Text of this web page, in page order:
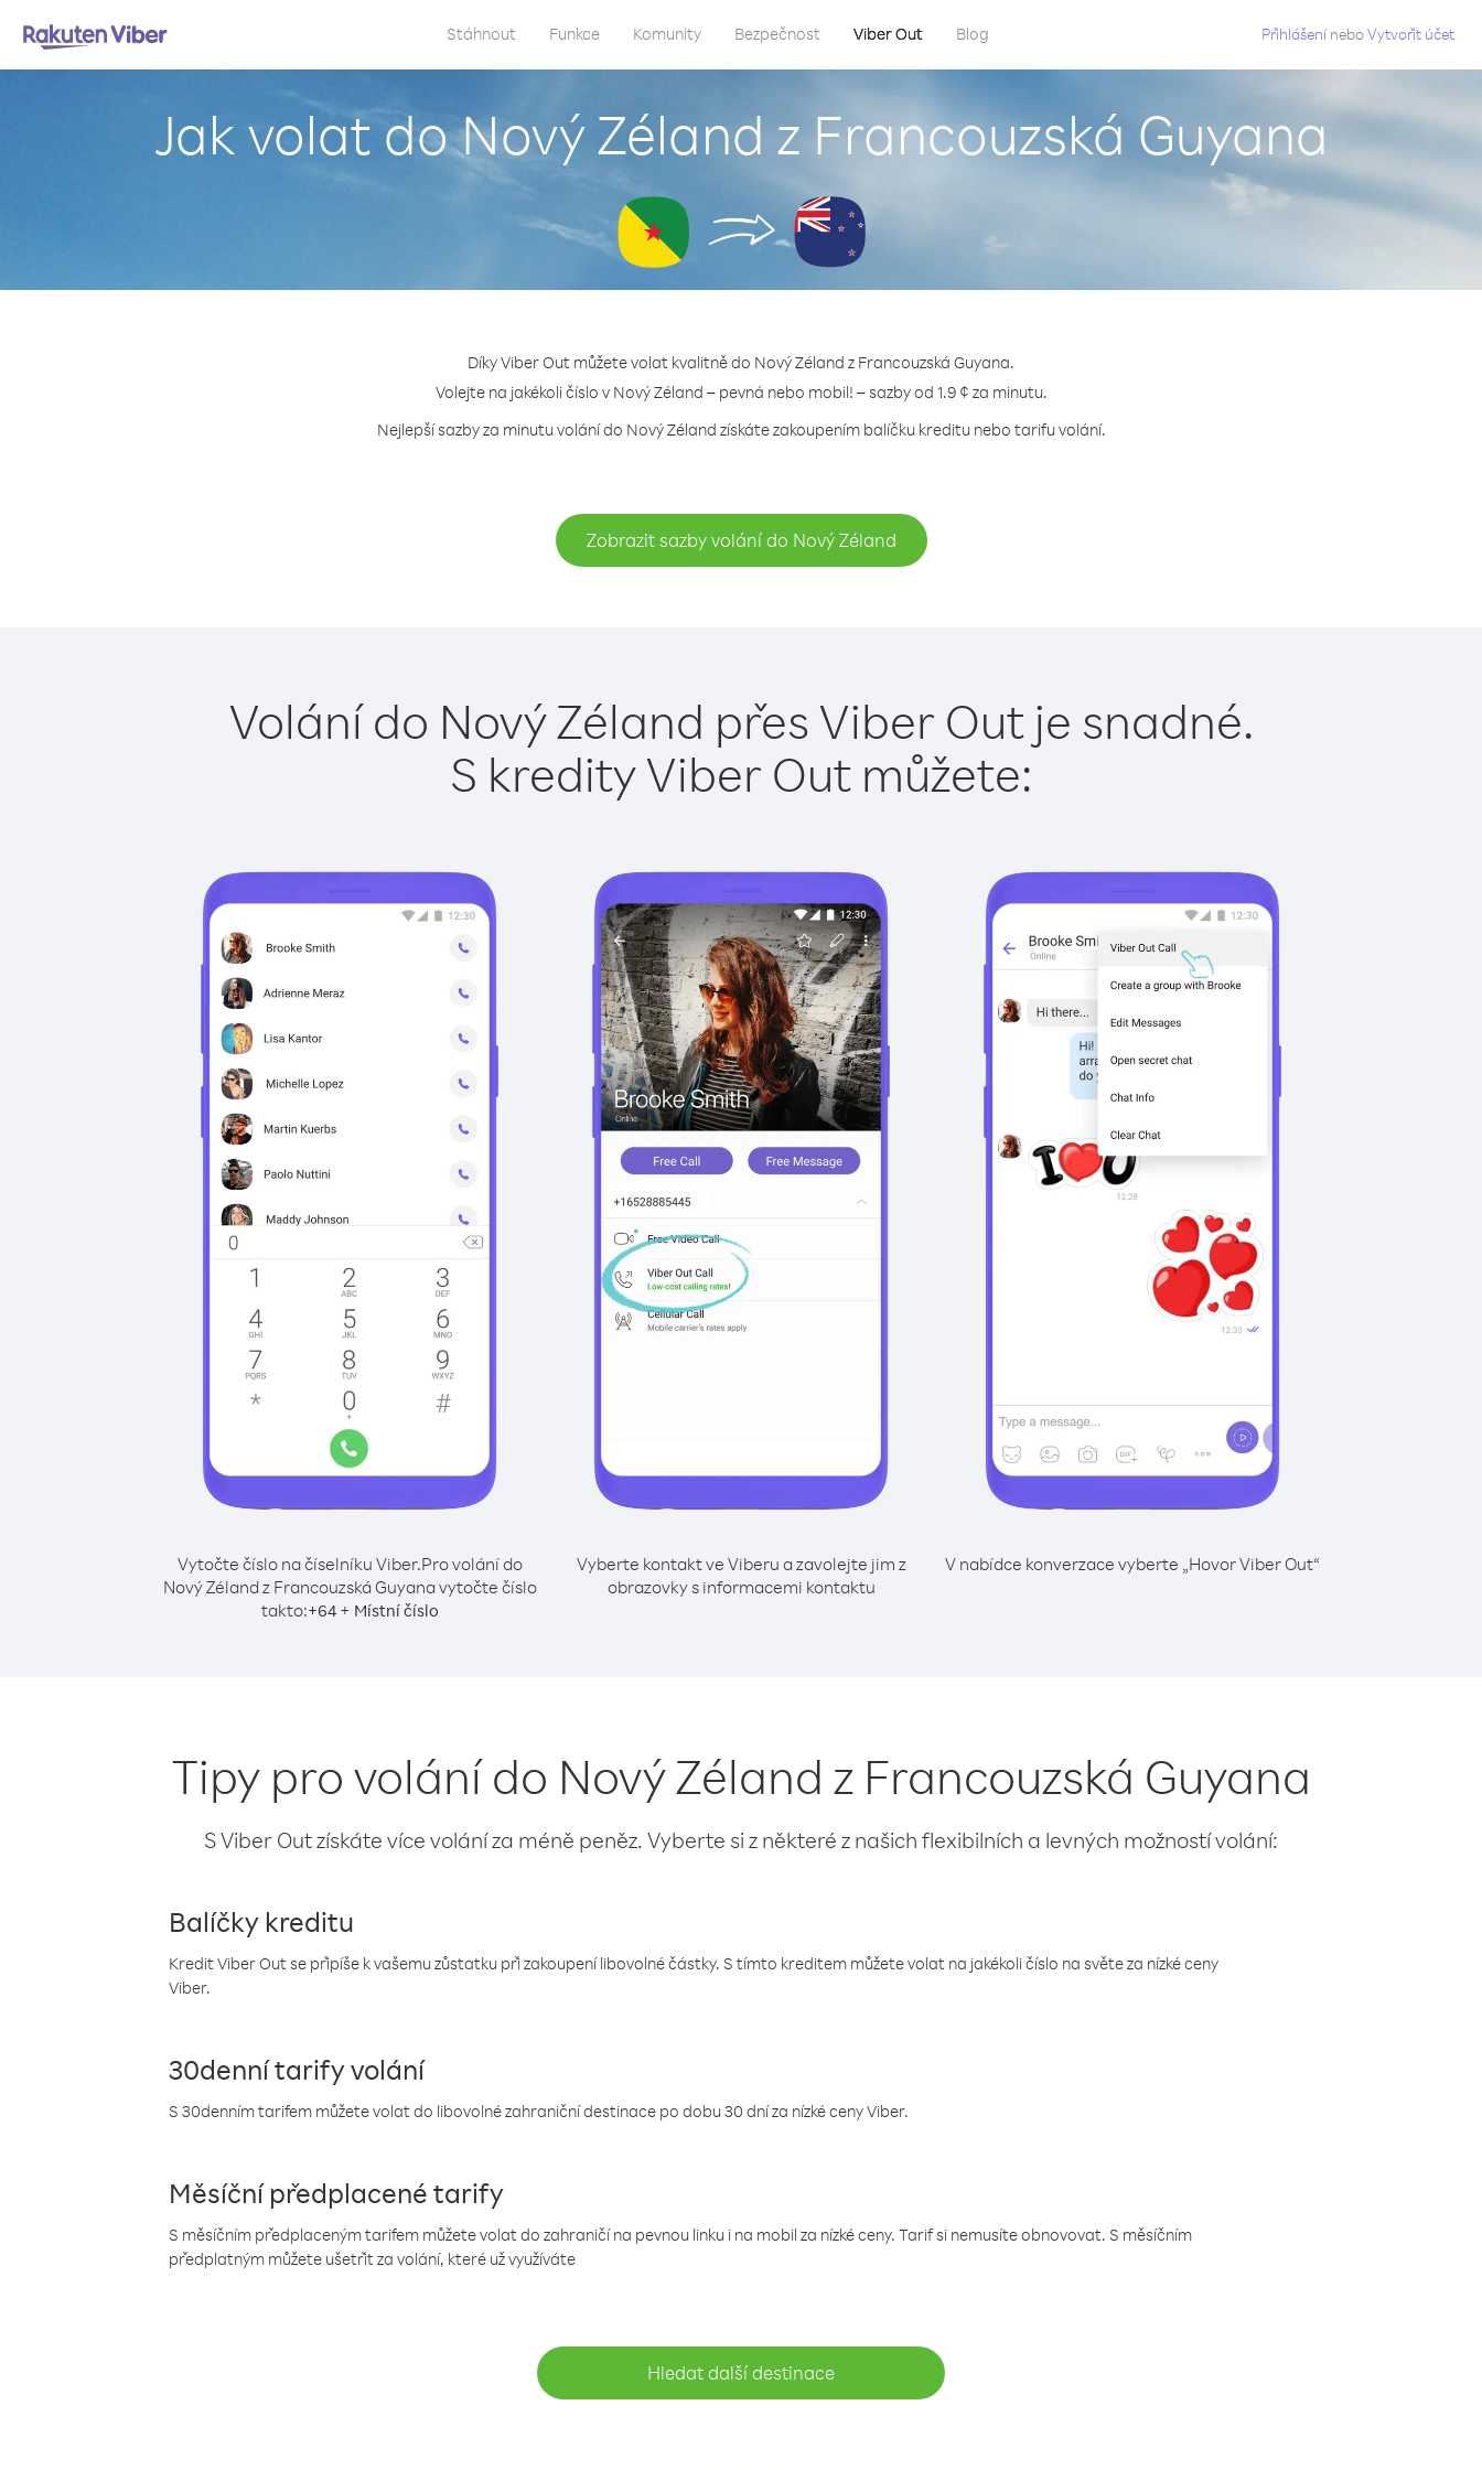
Stáhnout Funkce Komunity Bezpečnost Viber Out Blog Přihlášení neboVytvořit účet
Jak volat do Nový Zéland z Francouzská Guyana
Díky Viber Out můžete volat kvalitně do Nový Zéland z Francouzská Guyana.
Volejte na jakékoli číslo v Nový Zéland – pevná nebo mobil! – sazby od 1.9 ¢ za minutu.
Nejlepší sazby za minutu volání do Nový Zéland získáte zakoupením balíčku kreditu nebo tarifu volání.
Zobrazit sazby volání do Nový Zéland
Volání do Nový Zéland přes Viber Out je snadné.
S kredity Viber Out můžete:
Vytočte číslo na číselníku Viber.Pro volání do
Nový Zéland z Francouzská Guyana vytočte číslo
takto:+64+ Místní číslo
Vyberte kontakt ve Viberu a zavolejte jim z
obrazovky s informacemi kontaktu
V nabídce konverzace vyberte „Hovor Viber Out“
Tipy pro volání do Nový Zéland z Francouzská Guyana
S Viber Out získáte více volání za méně peněz. Vyberte si z některé z našich flexibilních a levných možností volání:
Balíčky kreditu
Kredit Viber Out se připíše k vašemu zůstatku při zakoupení libovolné částky. S tímto kreditem můžete volat na jakékoli číslo na světe za nízké ceny
Viber.
30denní tarify volání
S 30denním tarifem můžete volat do libovolné zahraniční destinace po dobu 30 dní za nízké ceny Viber.
Měsíční předplacené tarify
S měsíčním předplaceným tarifem můžete volat do zahraničí na pevnou linku i na mobil za nízké ceny. Tarif si nemusíte obnovovat. S měsíčním
předplatným můžete ušetřit za volání, které už využíváte
Hledat další destinace